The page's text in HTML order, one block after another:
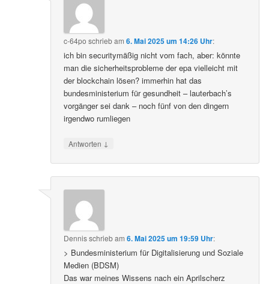
c-64po schriebam6. Mai 2025 um 14:26 Uhr:
ich bin securitymäßig nicht vom fach, aber: könnte
man die sicherheitsprobleme der epa vielleicht mit
der blockchain lösen? immerhin hat das
bundesministerium für gesundheit – lauterbach’s
vorgänger sei dank – noch fünf von den dingern
irgendwo rumliegen
Antworten ↓
Dennisschriebam6. Mai 2025 um 19:59 Uhr:
> Bundesministerium für Digitalisierung und Soziale
Medien (BDSM)
Das war meines Wissens nach ein Aprilscherz